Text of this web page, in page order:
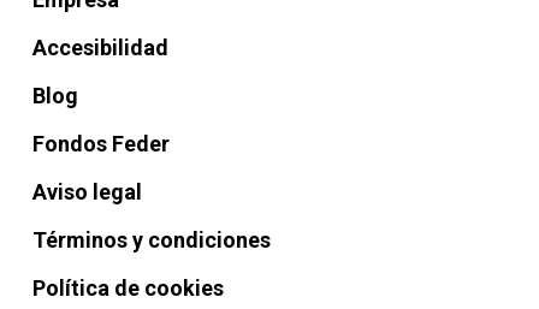
Accesibilidad
Blog
Fondos Feder
Aviso legal
Términos y condiciones
Política de cookies